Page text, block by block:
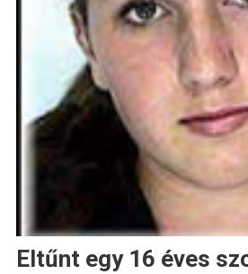
Eltűnt egy 16 éves